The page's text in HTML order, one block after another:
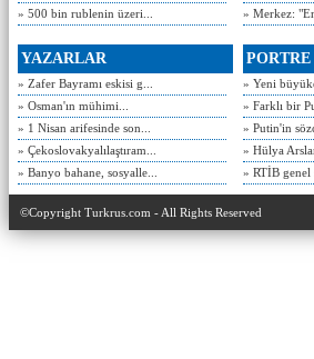
» 500 bin rublenin üzeri...
» Merkez:
YAZARLAR
» Zafer Bayramı eskisi g...
» Osman'ın mühimi...
» 1 Nisan arifesinde son...
» Çekoslovakyalılaştıram...
» Banyo bahane, sosyalle...
PORTRE
» Yeni
» Farklı bir
» Putin'in
» Hülya
» RTİB genel
©Copyright Turkrus.com - All Rights Reserved